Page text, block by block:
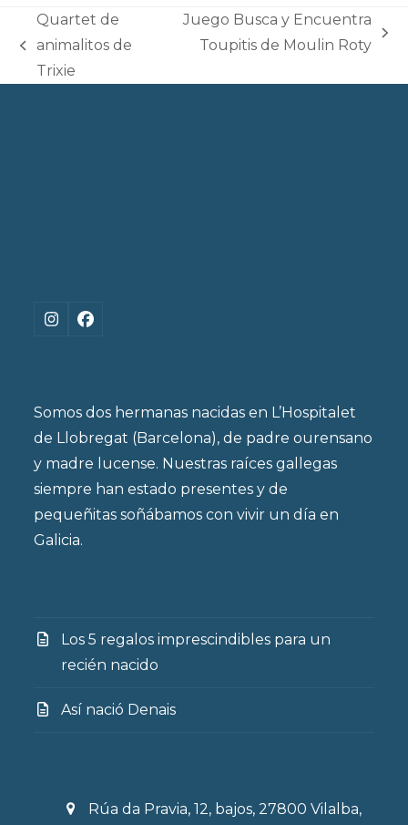
previous
post:
Quartet de
animalitos de
Trixie
next
Juego Busca y Encuentra
Toupitis de Moulin Roty
Instagram
Facebook
Somos dos hermanas nacidas en L’Hospitalet
de Llobregat (Barcelona), de padre ourensano
y madre lucense. Nuestras raíces gallegas
siempre han estado presentes y de
pequeñitas soñábamos con vivir un día en
Galicia.
Los 5 regalos imprescindibles para un
recién nacido
Así nació Denais
Rúa da Pravia, 12, bajos, 27800 Vilalba,